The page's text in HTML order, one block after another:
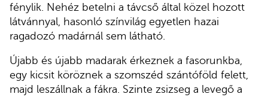
fénylik. Nehéz betelni a távcső által közel hozott
látvánnyal, hasonló színvilág egyetlen hazai
ragadozó madárnál sem látható.
Újabb és újabb madarak érkeznek a fasorunkba,
egy kicsit köröznek a szomszéd szántóföld felett,
majd leszállnak a fákra. Szinte zsizseg a levegő a